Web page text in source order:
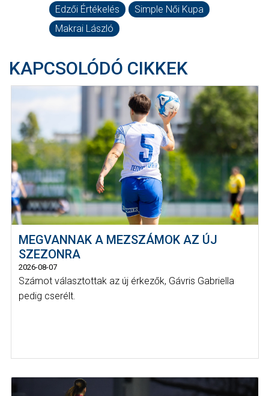
Edzői Értékelés
Simple Női Kupa
Makrai László
KAPCSOLÓDÓ CIKKEK
MEGVANNAK A MEZSZÁMOK AZ ÚJ
SZEZONRA
2026-08-07
Számot választottak az új érkezők, Gávris Gabriella
pedig cserélt.